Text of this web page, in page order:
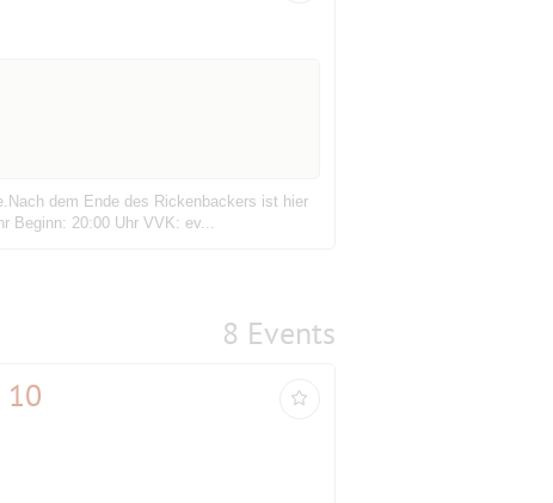
dem Ende des Rickenbackers ist hier
Beginn: 20:00 Uhr VVK: ev...
8 Events
10